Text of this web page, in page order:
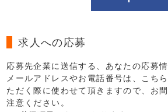
求人への応募
応募先企業に送信する、あなたの応募
メールアドレスやお電話番号は、こち
ただく際に使わせて頂きますので、お
注意ください。